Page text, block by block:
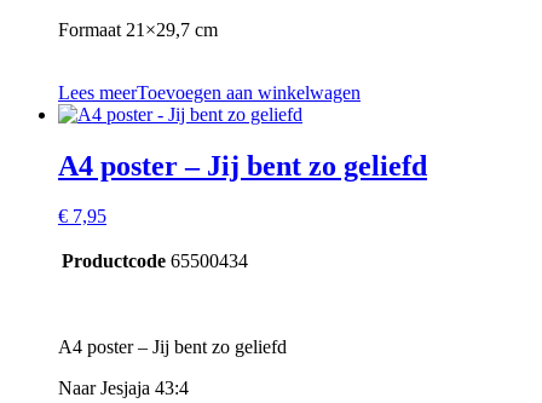
Formaat 21×29,7 cm
Lees meerToevoegen aan winkelwagen
A4 poster – Jij bent zo geliefd
€ 7,95
Productcode 65500434
A4 poster – Jij bent zo geliefd
Naar Jesjaja 43:4